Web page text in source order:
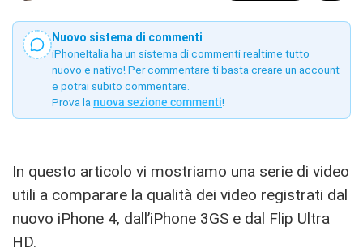
Nuovo sistema di commenti
iPhoneItalia ha un sistema di commenti realtime tutto
nuovo e nativo! Per commentare ti basta creare un account
e potrai subito commentare.
Prova la nuova sezione commenti!
In questo articolo vi mostriamo una serie di video
utili a comparare la qualità dei video registrati dal
nuovo iPhone 4, dall’iPhone 3GS e dal Flip Ultra
HD.